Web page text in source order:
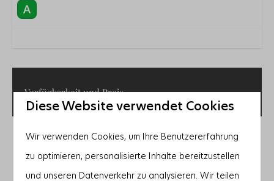
Verfügbarkeit und Preis
2 Gäste
Mo 12-10-2026 16-10-2026
Diese Website verwendet Cookies
Wir verwenden Cookies, um Ihre Benutzererfahrung
zu optimieren, personalisierte Inhalte bereitzustellen
und unseren Datenverkehr zu analysieren. Wir teilen